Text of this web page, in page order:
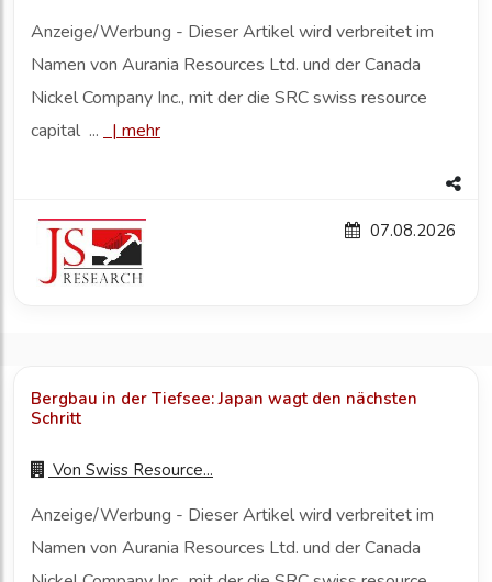
Anzeige/Werbung - Dieser Artikel wird verbreitet im
Namen von Aurania Resources Ltd. und der Canada
Nickel Company Inc., mit der die SRC swiss resource
capital ...
| mehr
07.08.2026
Bergbau in der Tiefsee: Japan wagt den nächsten
Schritt
Von Swiss Resource...
Anzeige/Werbung - Dieser Artikel wird verbreitet im
Namen von Aurania Resources Ltd. und der Canada